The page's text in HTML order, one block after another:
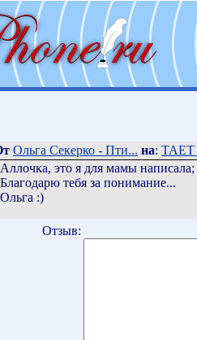
Ольга Секерко - Пти... на:
Аллочка, это я для мамы
Благодарю тебя за понимание...
Ольга :)
Отзыв: